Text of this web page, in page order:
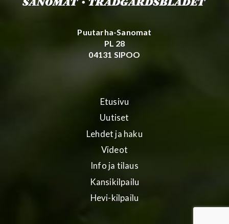
Puutarha-Sanomat
PL 28
04131 SIPOO
Etusivu
Uutiset
Lehdet ja haku
Videot
Info ja tilaus
Kansikilpailu
Hevi-kilpailu